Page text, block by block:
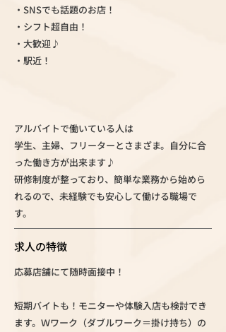
・SNSでも話題のお店！
・シフト超自由！
・大歓迎♪
・駅近！
アルバイトで働いている人は
学生、主婦、フリーターとさまざま。自分に合
った働き方が出来ます♪
研修制度が整っており、簡単な業務から始めら
れるので、未経験でも安心して働ける職場で
す。
求人の特徴
応募店舗にて随時面接中！
短期バイトも！モニターや体験入店も検討でき
ます。Ｗワーク（ダブルワーク＝掛け持ち）の